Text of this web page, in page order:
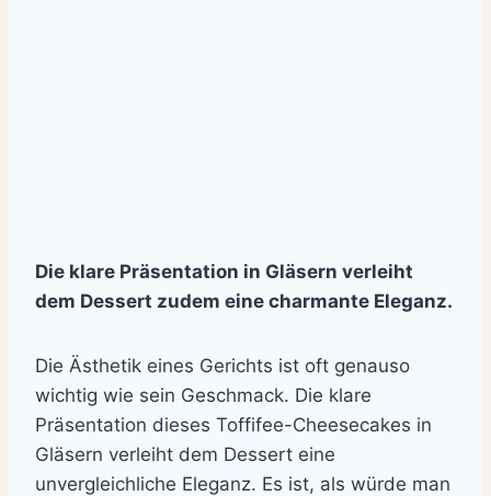
Die klare Präsentation in Gläsern verleiht
dem Dessert zudem eine charmante Eleganz.
Die Ästhetik eines Gerichts ist oft genauso
wichtig wie sein Geschmack. Die klare
Präsentation dieses Toffifee-Cheesecakes in
Gläsern verleiht dem Dessert eine
unvergleichliche Eleganz. Es ist, als würde man